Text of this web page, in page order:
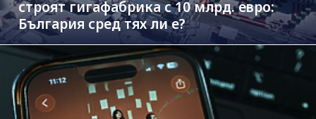
строят гигафабрика с 10 млрд. евро:
България сред тях ли е?